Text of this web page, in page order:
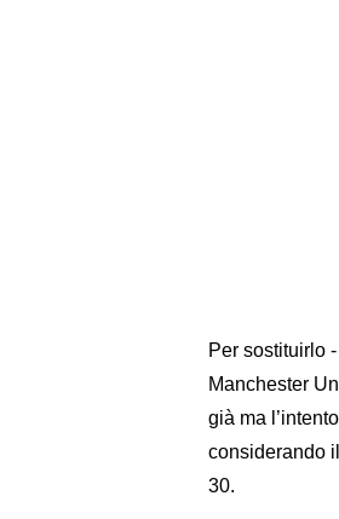
Per sostituirlo
Manchester
già ma
considerando
30.